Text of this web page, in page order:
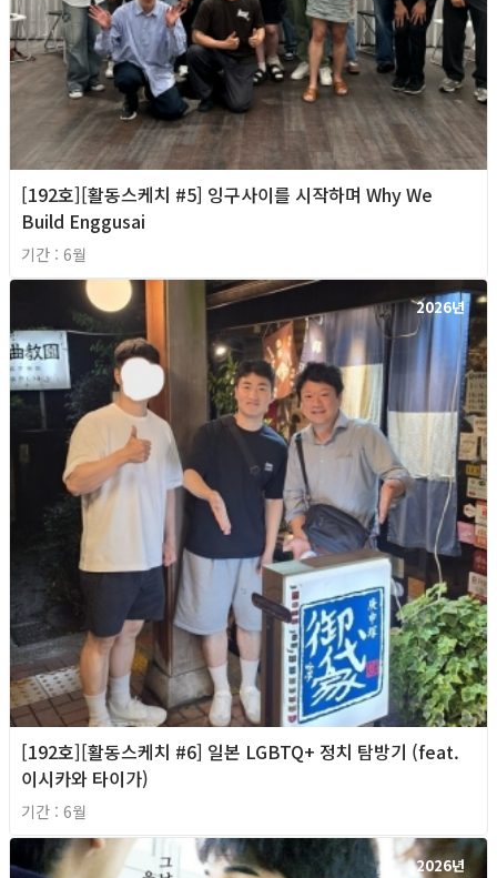
[192호][활동스케치 #5] 잉구사이를 시작하며 Why We
Build Enggusai
기간 : 6월
2026년
[192호][활동스케치 #6] 일본 LGBTQ+ 정치 탐방기 (feat.
이시카와 타이가)
기간 : 6월
2026년